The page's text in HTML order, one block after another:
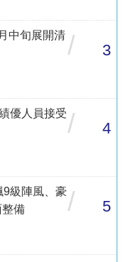
中旬展開清 / 3
優人員接受/ 4
級陣風、豪
備
/ 5